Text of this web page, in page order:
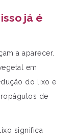
já é
a aparecer.
em
do lixo e
de
significa